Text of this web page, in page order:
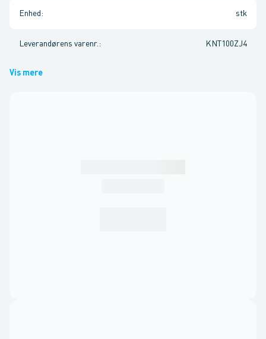
Enhed : stk
Leverandørens varenr. : KNT100ZJ4
Vis mere